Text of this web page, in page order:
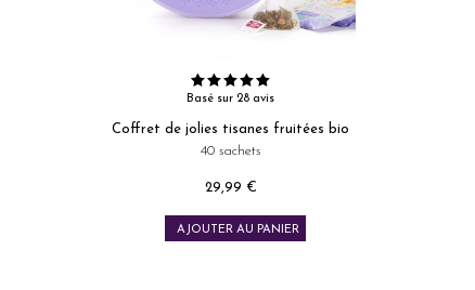
Basé sur 28 avis
Coffret de jolies tisanes fruitées bio
40 sachets
Prix
29,99 €
AJOUTER AU PANIER